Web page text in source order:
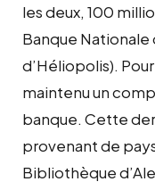
les deux, 100
Banque
d’Héliopolis).
maintenu un
banque. Cette
provenant de
Bibliothèque